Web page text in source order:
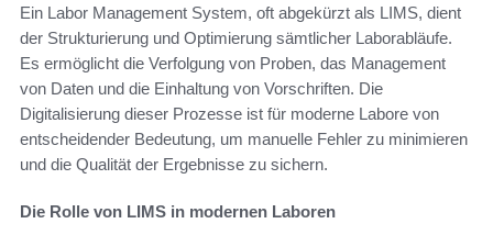
Ein Labor Management System, oft abgekürzt als LIMS, dient
der Strukturierung und Optimierung sämtlicher Laborabläufe.
Es ermöglicht die Verfolgung von Proben, das Management
von Daten und die Einhaltung von Vorschriften. Die
Digitalisierung dieser Prozesse ist für moderne Labore von
entscheidender Bedeutung, um manuelle Fehler zu minimieren
und die Qualität der Ergebnisse zu sichern.
Die Rolle von LIMS in modernen Laboren